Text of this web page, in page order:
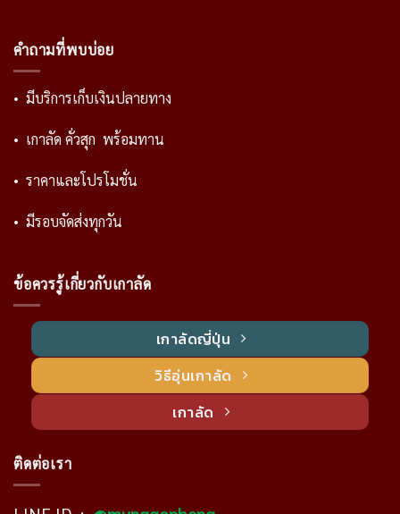
คำถามที่พบบ่อย
• มีบริการเก็บเงินปลายทาง
• เกาลัด คั่วสุก พร้อมทาน
• ราคาและโปรโมชั่น
• มีรอบจัดส่งทุกวัน
ข้อควรรู้เกี่ยวกับเกาลัด
เกาลัดญี่ปุ่น
วิธีอุ่นเกาลัด
เกาลัด
ติดต่อเรา